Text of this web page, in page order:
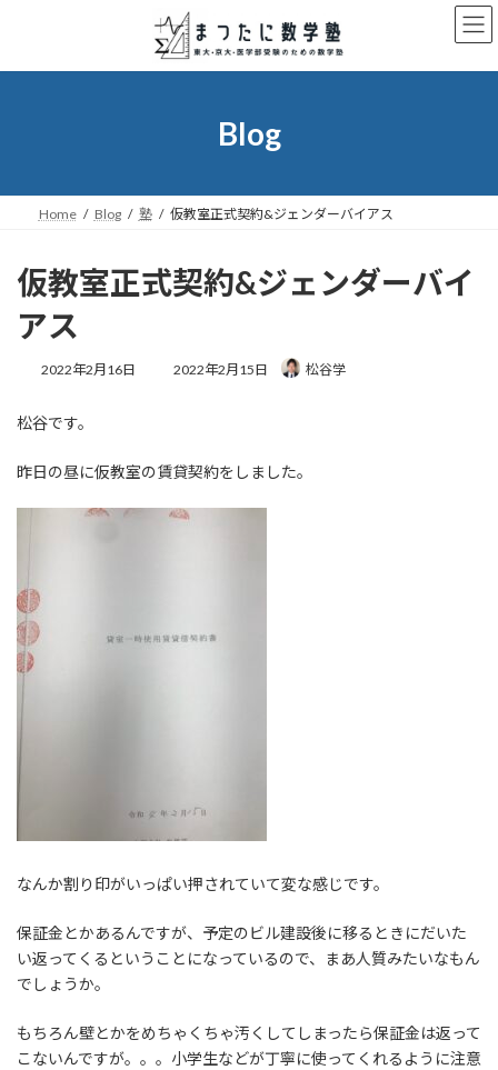
ン
ー
Blog
Home Blog 塾 仮教室正式契約&ジェンダーバイアス
仮教室正式契約&ジェンダーバイ
アス
2022年2月16日
最
時
:
2022年2月15日 松谷学
松谷です。
昨日の昼に仮教室の賃貸契約をしました。
なんか割り印がいっぱい押されていて変な感じです。
保証金とかあるんですが、予定のビル建設後に移るときにだいた
い返ってくるということになっているので、まあ人質みたいなもん
でしょうか。
もちろん壁とかをめちゃくちゃ汚くしてしまったら保証金は返って
こないんですが。。。小学生などが丁寧に使ってくれるように注意